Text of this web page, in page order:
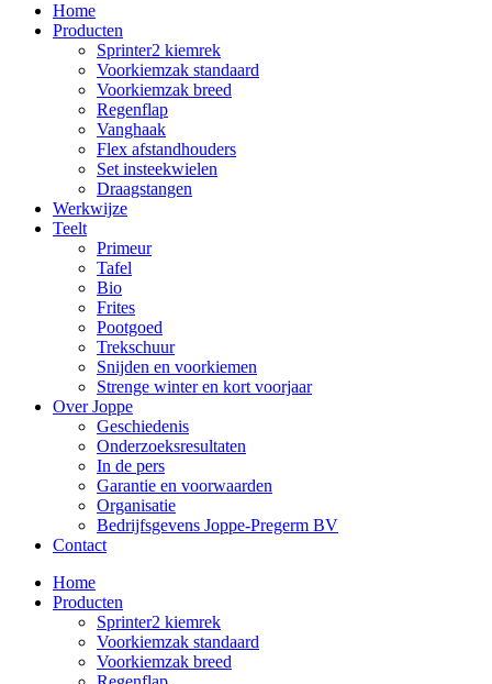
Home
Producten
Sprinter2 kiemrek
Voorkiemzak standaard
Voorkiemzak breed
Regenflap
Vanghaak
Flex afstandhouders
Set insteekwielen
Draagstangen
Werkwijze
Teelt
Primeur
Tafel
Bio
Frites
Pootgoed
Trekschuur
Snijden en voorkiemen
Strenge winter en kort voorjaar
Over Joppe
Geschiedenis
Onderzoeksresultaten
In de pers
Garantie en voorwaarden
Organisatie
Bedrijfsgevens Joppe-Pregerm BV
Contact
Home
Producten
Sprinter2 kiemrek
Voorkiemzak standaard
Voorkiemzak breed